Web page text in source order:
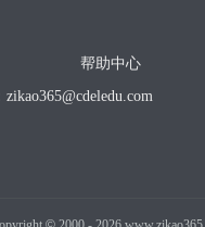
帮助中心
zikao365@cdeledu.com